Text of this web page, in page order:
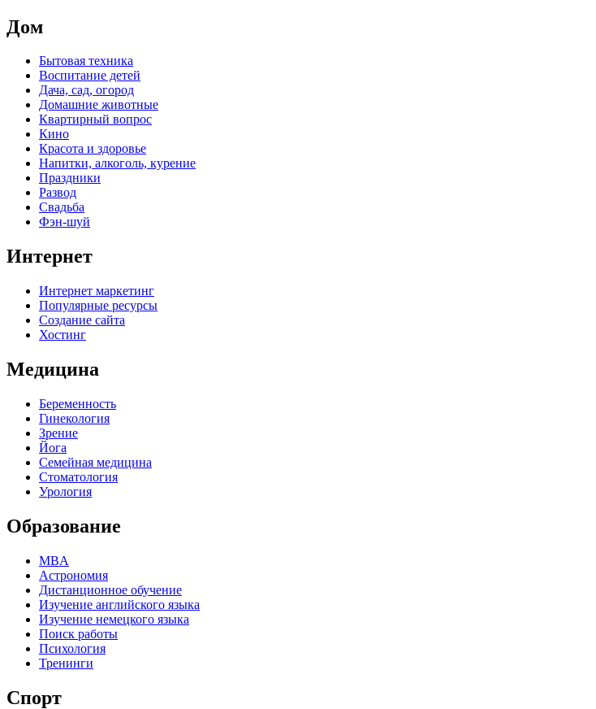
Дом
Бытовая техника
Воспитание детей
Дача, сад, огород
Домашние животные
Квартирный вопрос
Кино
Красота и здоровье
Напитки, алкоголь, курение
Праздники
Развод
Свадьба
Фэн-шуй
Интернет
Интернет маркетинг
Популярные ресурсы
Создание сайта
Хостинг
Медицина
Беременность
Гинекология
Зрение
Йога
Семейная медицина
Стоматология
Урология
Образование
MBA
Астрономия
Дистанционное обучение
Изучение английского языка
Изучение немецкого языка
Поиск работы
Психология
Тренинги
Спорт